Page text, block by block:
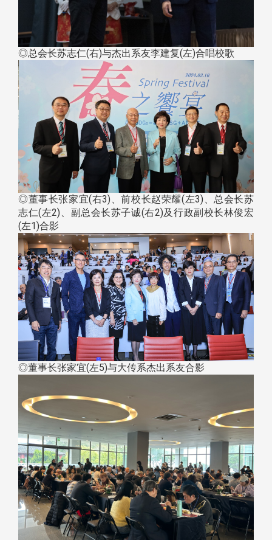
◎总会长苏志仁(右)与杰出系友李建复(左)合唱校歌
◎董事长张家宜(右3)、前校长赵荣耀(左3)、总会长苏
志仁(左2)、副总会长苏子诚(右2)及行政副校长林俊宏
(左1)合影
◎董事长张家宜(左5)与大传系杰出系友合影